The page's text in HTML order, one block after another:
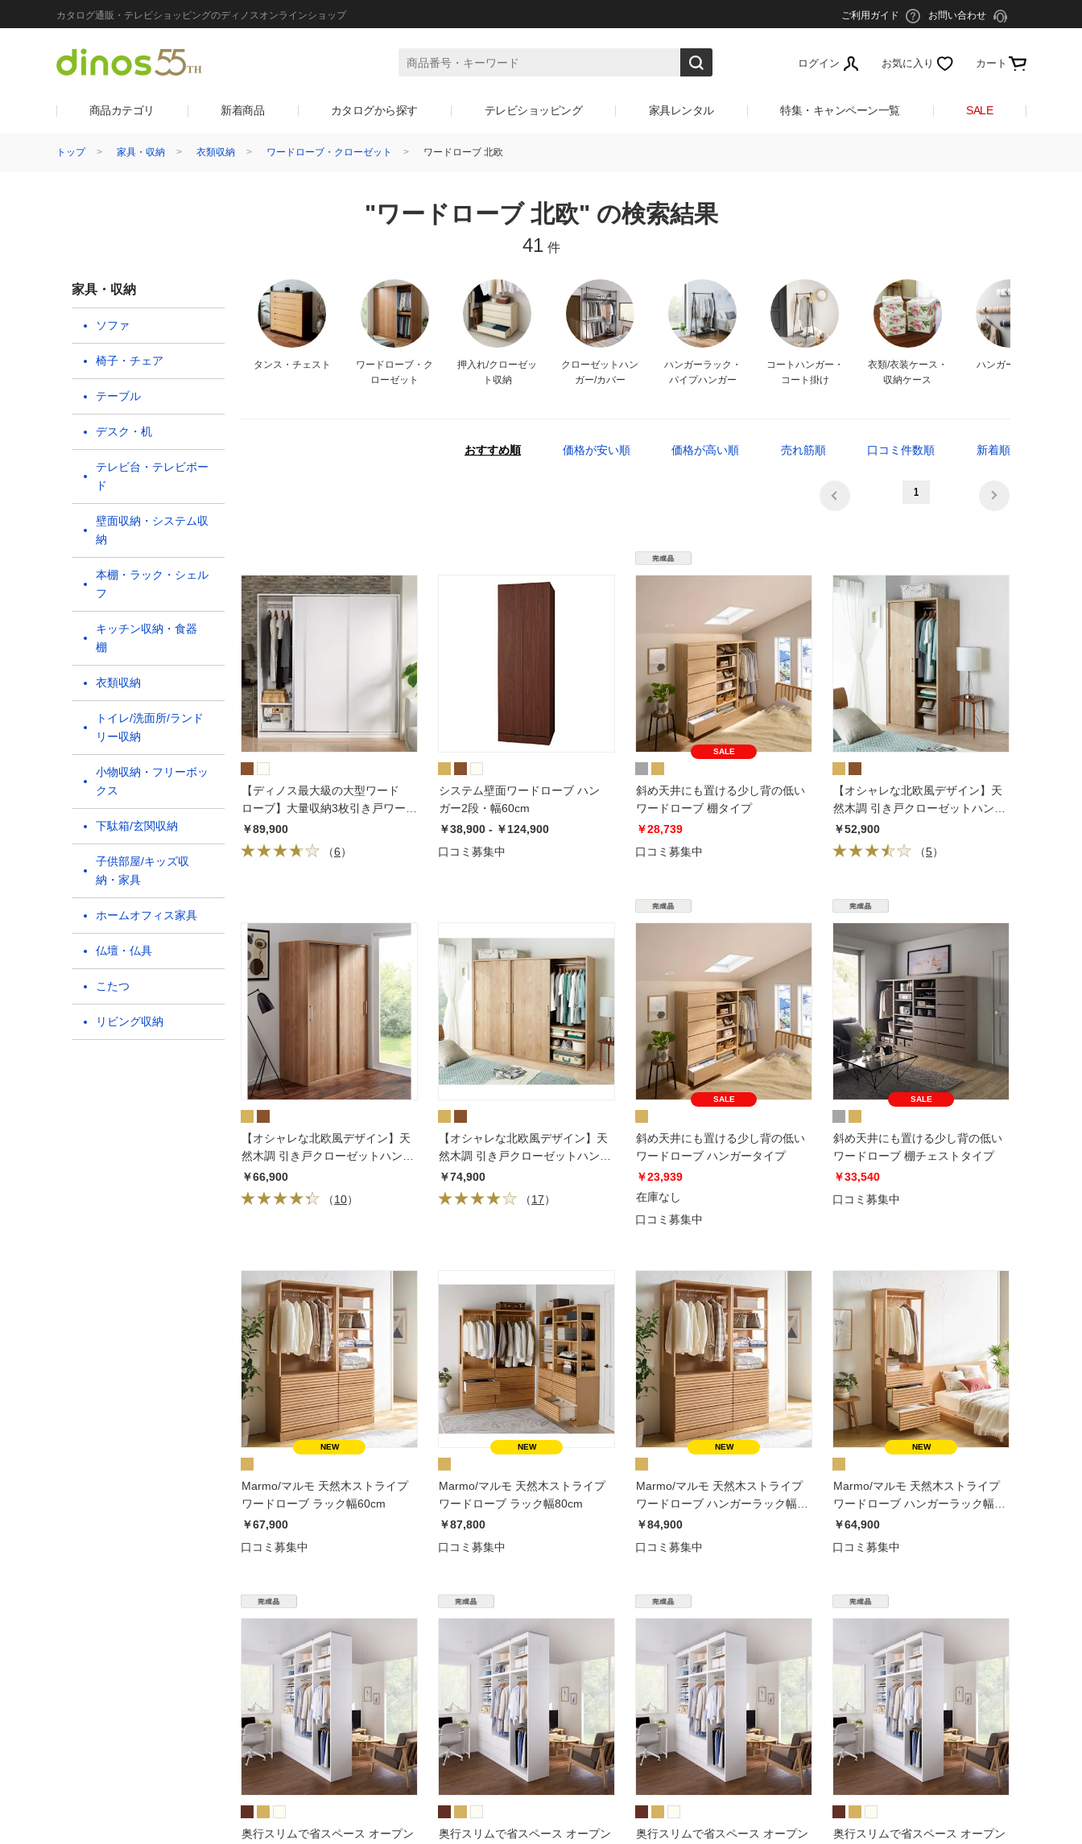
カタログ通販・テレビショッピングのディノスオンラインショップ ご利用ガイド お問い合わせ
ログイン お気に入り カート
商品カテゴリ 新着商品 カタログから探す テレビショッピング 家具レンタル 特集・キャンペーン一覧 SALE
トップ 家具・収納 衣類収納 ワードローブ・クローゼット ワードローブ 北欧
"ワードローブ 北欧" の検索結果
41 件
家具・収納
ソファ
椅子・チェア
テーブル
デスク・机
テレビ台・テレビボー
ド
壁面収納・システム収
納
本棚・ラック・シェル
フ
キッチン収納・食器
棚
衣類収納
トイレ/洗面所/ランド
リー収納
小物収納・フリーボッ
クス
下駄箱/玄関収納
子供部屋/キッズ収
納・家具
ホームオフィス家具
仏壇・仏具
こたつ
リビング収納
タンス・チェスト
ワードローブ・ク
ローゼット
押入れ/クローゼッ
ト収納
クローゼットハン
ガー/カバー
ハンガーラック・
パイプハンガー
コートハンガー・
コート掛け
衣類/衣装ケース・
収納ケース
ハンガーフック
おすすめ順 価格が安い順 価格が高い順 売れ筋順 口コミ件数順 新着順
1
【ディノス最大級の大型ワード
ローブ】大量収納3枚引き戸ワード
ローブ
￥89,900
（6）
システム壁面ワードローブ ハン
ガー2段・幅60cm
￥38,900 - ￥124,900
口コミ募集中
SALE
斜め天井にも置ける少し背の低い
ワードローブ 棚タイプ
￥28,739
口コミ募集中
【オシャレな北欧風デザイン】天
然木調 引き戸クローゼットハン
ガー 幅90cm
￥52,900
（5）
【オシャレな北欧風デザイン】天
然木調 引き戸クローゼットハン
ガー 幅120cm
￥66,900
（10）
【オシャレな北欧風デザイン】天
然木調 引き戸クローゼットハン
ガー 幅150cm
￥74,900
（17）
SALE
斜め天井にも置ける少し背の低い
ワードローブ ハンガータイプ
￥23,939
在庫なし
口コミ募集中
SALE
斜め天井にも置ける少し背の低い
ワードローブ 棚チェストタイプ
￥33,540
口コミ募集中
Marmo/マルモ 天然木ストライプ
ワードローブ ラック幅60cm
￥67,900
口コミ募集中
Marmo/マルモ 天然木ストライプ
ワードローブ ラック幅80cm
￥87,800
口コミ募集中
Marmo/マルモ 天然木ストライプ
ワードローブ ハンガーラック幅
80cm
￥84,900
口コミ募集中
Marmo/マルモ 天然木ストライプ
ワードローブ ハンガーラック幅
60cm
￥64,900
口コミ募集中
奥行スリムで省スペース オープン
奥行スリムで省スペース オープン
奥行スリムで省スペース オープン
奥行スリムで省スペース オープン